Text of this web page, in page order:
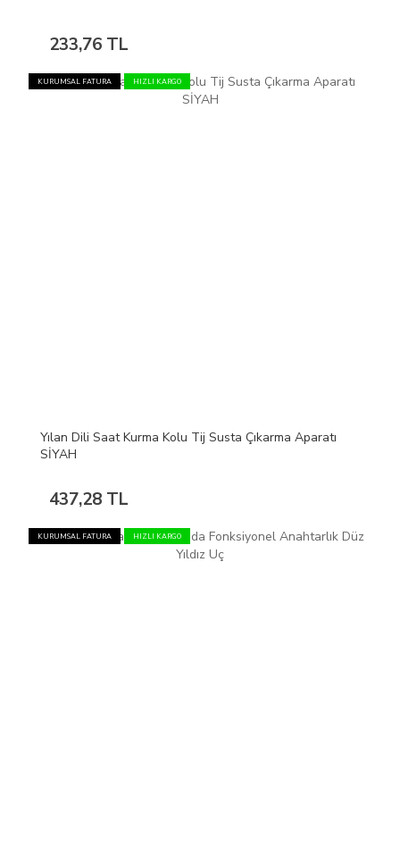
233,76 TL
KURUMSAL FATURA HIZLI KARGO
Yılan Dili Saat Kurma Kolu Tij Susta Çıkarma Aparatı
SİYAH
437,28 TL
KURUMSAL FATURA HIZLI KARGO